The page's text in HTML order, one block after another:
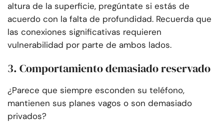
altura de la superficie, pregúntate si estás de
acuerdo con la falta de profundidad. Recuerda que
las conexiones significativas requieren
vulnerabilidad por parte de ambos lados.
3. Comportamiento demasiado reservado
¿Parece que siempre esconden su teléfono,
mantienen sus planes vagos o son demasiado
privados?